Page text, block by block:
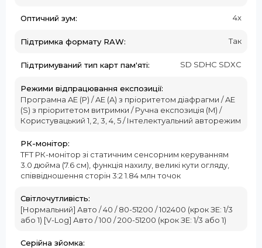
Оптичний зум: 4x
Підтримка формату RAW: Так
Підтримуваний тип карт пам'яті: SD SDHC SDXC
Режими відпрацювання експозиції:
Програмна AE (P) / AE (A) з пріоритетом діафрагми / AE
(S) з пріоритетом витримки / Ручна експозиція (M) /
Користувацький 1, 2, 3, 4, 5 / Інтелектуальний авторежим
РК-монітор:
TFT РК-монітор зі статичним сенсорним керуванням
3.0 дюйма (7.6 см), функція нахилу, великі кути огляду,
співвідношення сторін 3:2 1.84 млн точок
Світлочутливість:
[Нормальний] Авто / 40 / 80-51200 / 102400 (крок ЗЕ: 1/3
або 1) [V-Log] Авто / 100 / 200-51200 (крок ЗЕ: 1/3 або 1)
Серійна зйомка: